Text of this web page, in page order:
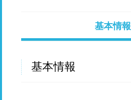
基本情報
基本情報